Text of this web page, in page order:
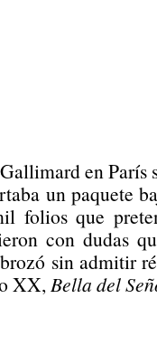
en París
un paquete
folios que
con dudas
sin admitir
XX,Bella del